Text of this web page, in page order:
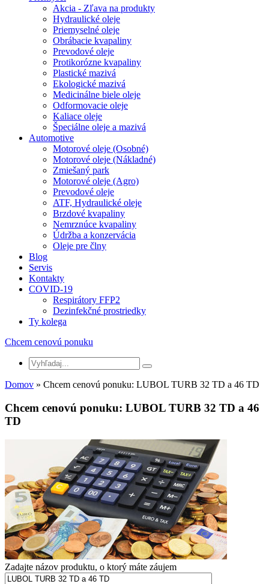
Akcia - Zľava na produkty
Hydraulické oleje
Priemyselné oleje
Obrábacie kvapaliny
Prevodové oleje
Protikorózne kvapaliny
Plastické mazivá
Ekologické mazivá
Medicinálne biele oleje
Odformovacie oleje
Kaliace oleje
Špeciálne oleje a mazivá
Automotive
Motorové oleje (Osobné)
Motorové oleje (Nákladné)
Zmiešaný park
Motorové oleje (Agro)
Prevodové oleje
ATF, Hydraulické oleje
Brzdové kvapaliny
Nemrznúce kvapaliny
Údržba a konzervácia
Oleje pre člny
Blog
Servis
Kontakty
COVID-19
Respirátory FFP2
Dezinfekčné prostriedky
Ty kolega
Chcem cenovú ponuku
Domov » Chcem cenovú ponuku: LUBOL TURB 32 TD a 46 TD
Chcem cenovú ponuku: LUBOL TURB 32 TD a 46
TD
Zadajte názov produktu, o ktorý máte záujem